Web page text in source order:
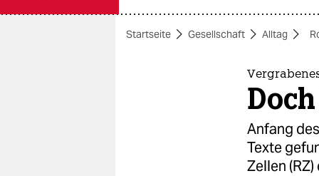
themen
Startseite Gesellschaft Alltag
Anfang
Texte
Zellen